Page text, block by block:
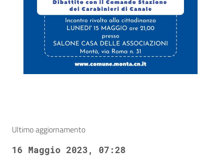
Ultimo aggiornamento
16 Maggio 2023, 07:28